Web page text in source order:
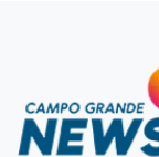
Vereadora
que
11:31